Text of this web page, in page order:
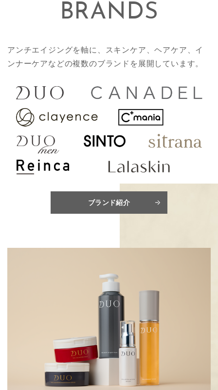
BRANDS
アンチエイジングを軸に、スキンケア、ヘアケア、イ
ンナーケアなどの複数のブランドを展開しています。
ブランド紹介